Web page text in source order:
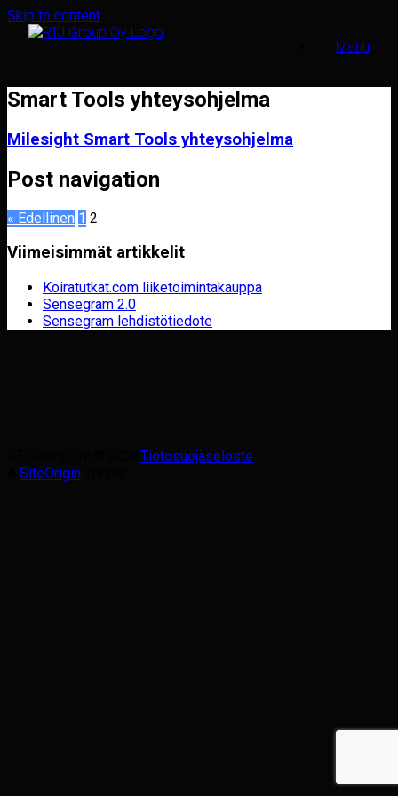
Skip to content
Menu
Smart Tools yhteysohjelma
Milesight Smart Tools yhteysohjelma
Post navigation
« Edellinen 1 2
Viimeisimmät artikkelit
Koiratutkat.com liiketoimintakauppa
Sensegram 2.0
Sensegram lehdistötiedote
Tietosuojaseloste
SiteOrigin